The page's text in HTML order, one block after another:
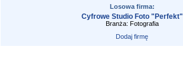
Losowa firma:
Cyfrowe Studio Foto "Perfekt"
Branża: Fotografia
Dodaj firmę